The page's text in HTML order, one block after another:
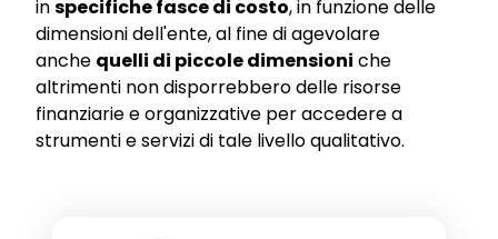
inspecifiche fasce di costo, in funzione delle
dimensioni dell'ente, al fine di agevolare
anche quelli di piccole dimensioni che
altrimenti non disporrebbero delle risorse
finanziarie e organizzative per accedere a
strumenti e servizi di tale livello qualitativo.